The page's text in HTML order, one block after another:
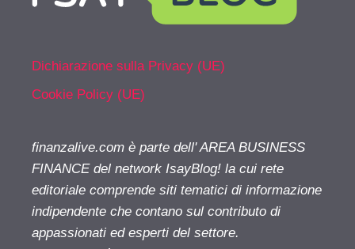
Dichiarazione sulla Privacy (UE)
Cookie Policy (UE)
finanzalive.com è parte dell' AREA BUSINESS
FINANCE del network IsayBlog! la cui rete
editoriale comprende siti tematici di informazione
indipendente che contano sul contributo di
appassionati ed esperti del settore.